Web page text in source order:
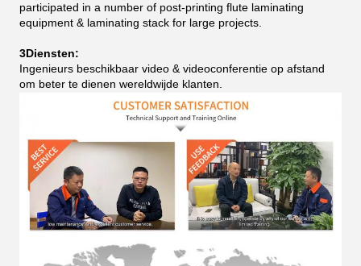
participated in a number of post-printing flute laminating
equipment & laminating stack for large projects.
3Diensten:
Ingenieurs beschikbaar video & videoconferentie op afstand
om beter te dienen wereldwijde klanten.